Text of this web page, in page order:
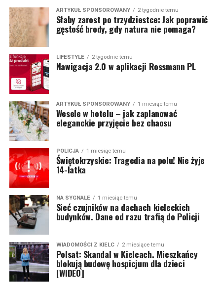
ARTYKUŁ SPONSOROWANY 2 tygodnie temu
Słaby zarost po trzydziestce: Jak poprawić
gęstość brody, gdy natura nie pomaga?
LIFESTYLE 2 tygodnie temu
Nawigacja 2.0 w aplikacji Rossmann PL
ARTYKUŁ SPONSOROWANY 1 miesiąc temu
Wesele w hotelu – jak zaplanować
eleganckie przyjęcie bez chaosu
POLICJA 1 miesiąc temu
Świętokrzyskie: Tragedia na polu! Nie żyje
14-latka
NA SYGNALE 1 miesiąc temu
Sieć czujników na dachach kieleckich
budynków. Dane od razu trafią do Policji
WIADOMOŚCI Z KIELC 2 miesiące temu
Polsat: Skandal w Kielcach. Mieszkańcy
blokują budowę hospicjum dla dzieci
[WIDEO]